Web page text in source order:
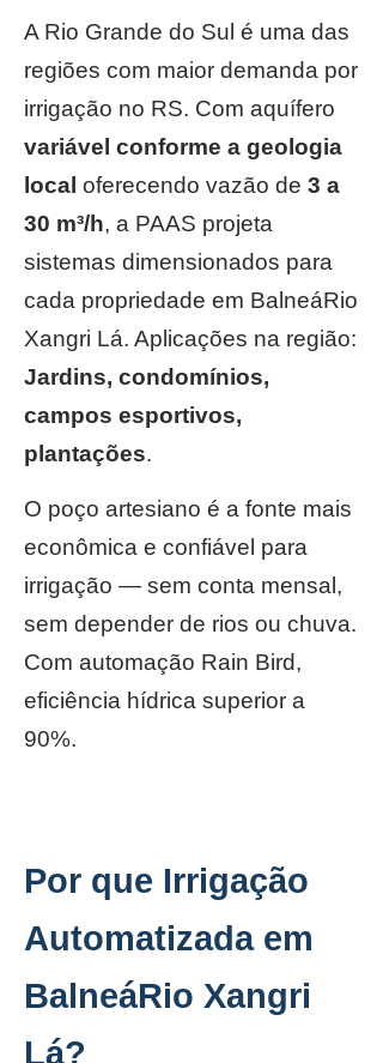
A Rio Grande do Sul é uma das
regiões com maior demanda por
irrigação no RS. Com aquífero
variável conforme a geologia
local oferecendo vazão de 3 a
30 m³/h, a PAAS projeta
sistemas dimensionados para
cada propriedade em BalneáRio
Xangri Lá. Aplicações na região:
Jardins, condomínios,
campos esportivos,
plantações.
O poço artesiano é a fonte mais
econômica e confiável para
irrigação — sem conta mensal,
sem depender de rios ou chuva.
Com automação Rain Bird,
eficiência hídrica superior a
90%.
Por que Irrigação
Automatizada em
BalneáRio Xangri
Lá?